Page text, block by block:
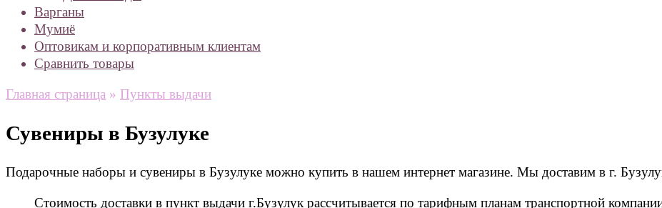
Варганы
Мумиё
Оптовикам и корпоративным клиентам
Сравнить товары
Главная страница » Пункты выдачи
Сувениры в Бузулуке
Подарочные наборы и сувениры в Бузулуке можно купить в нашем интернет магазине. Мы доставим в г.
Стоимость доставки в пункт выдачи г.Бузулук рассчитывается по тарифным планам транспортной